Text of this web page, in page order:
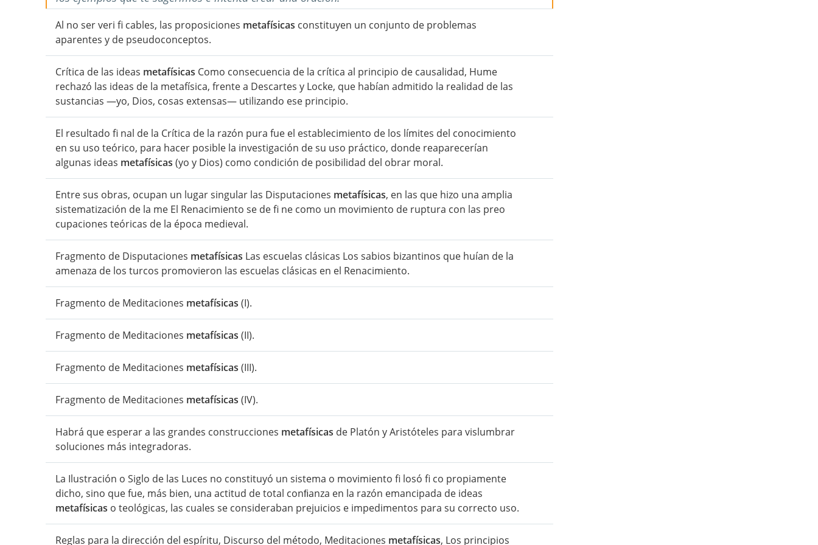
Al no ser veri fi cables, las proposiciones metafísicas constituyen un conjunto de problemas
aparentes y de pseudoconceptos.
Crítica de las ideas metafísicas Como consecuencia de la crítica al principio de causalidad, Hume
rechazó las ideas de la metafísica, frente a Descartes y Locke, que habían admitido la realidad de las
sustancias —yo, Dios, cosas extensas— utilizando ese principio.
El resultado fi nal de la Crítica de la razón pura fue el establecimiento de los límites del conocimiento
en su uso teórico, para hacer posible la investigación de su uso práctico, donde reaparecerían
algunas ideas metafísicas (yo y Dios) como condición de posibilidad del obrar moral.
Entre sus obras, ocupan un lugar singular las Disputaciones metafísicas, en las que hizo una amplia
sistematización de la me El Renacimiento se de fi ne como un movimiento de ruptura con las preo
cupaciones teóricas de la época medieval.
Fragmento de Disputaciones metafísicas Las escuelas clásicas Los sabios bizantinos que huían de la
amenaza de los turcos promovieron las escuelas clásicas en el Renacimiento.
Fragmento de Meditaciones metafísicas (I).
Fragmento de Meditaciones metafísicas (II).
Fragmento de Meditaciones metafísicas (III).
Fragmento de Meditaciones metafísicas (IV).
Habrá que esperar a las grandes construcciones metafísicas de Platón y Aristóteles para vislumbrar
soluciones más integradoras.
La Ilustración o Siglo de las Luces no constituyó un sistema o movimiento fi losó fi co propiamente
dicho, sino que fue, más bien, una actitud de total conﬁanza en la razón emancipada de ideas
metafísicas o teológicas, las cuales se consideraban prejuicios e impedimentos para su correcto uso.
Reglas para la dirección del espíritu, Discurso del método, Meditaciones metafísicas, Los principios